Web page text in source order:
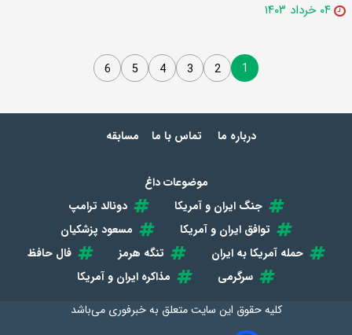
۰۴ خرداد ۱۴۰۳
1
2
3
4
5
6
درباره ما تماس با ما مسابقه
موضوعات داغ
جنگ ایران و آمریکا
دونالد ترامپ
توافق ایران و آمریکا
مسعود پزشکیان
حمله آمریکا به ایران
تنگه هرمز
فال حافظ
سرگرمی
مذاکره ایران و آمریکا
کلیه حقوق این سایت متعلق بهخبرفوری می‌باشد